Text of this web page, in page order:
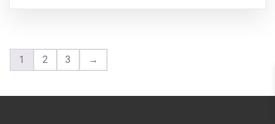
1 2 3 →